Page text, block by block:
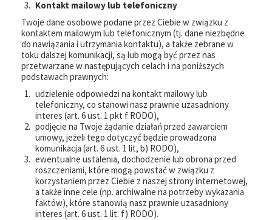
Kontakt mailowy lub telefoniczny
Twoje dane osobowe podane przez Ciebie w związku z
kontaktem mailowym lub telefonicznym (tj. dane niezbędne
do nawiązania i utrzymania kontaktu), a także zebrane w
toku dalszej komunikacji, są lub mogą być przez nas
przetwarzane w następujących celach i na poniższych
podstawach prawnych:
udzielenie odpowiedzi na kontakt mailowy lub
telefoniczny, co stanowi nasz prawnie uzasadniony
interes (art. 6 ust. 1 pkt f RODO),
podjęcie na Twoje żądanie działań przed zawarciem
umowy, jeżeli tego dotyczyć będzie prowadzona
komunikacja (art. 6 ust. 1 lit, b) RODO),
ewentualne ustalenia, dochodzenie lub obrona przed
roszczeniami, które mogą powstać w związku z
korzystaniem przez Ciebie z naszej strony internetowej,
a także inne cele (np. archiwalne na potrzeby wykazania
faktów), które stanowią nasz prawnie uzasadniony
interes (art. 6 ust. 1 lit. f) RODO).